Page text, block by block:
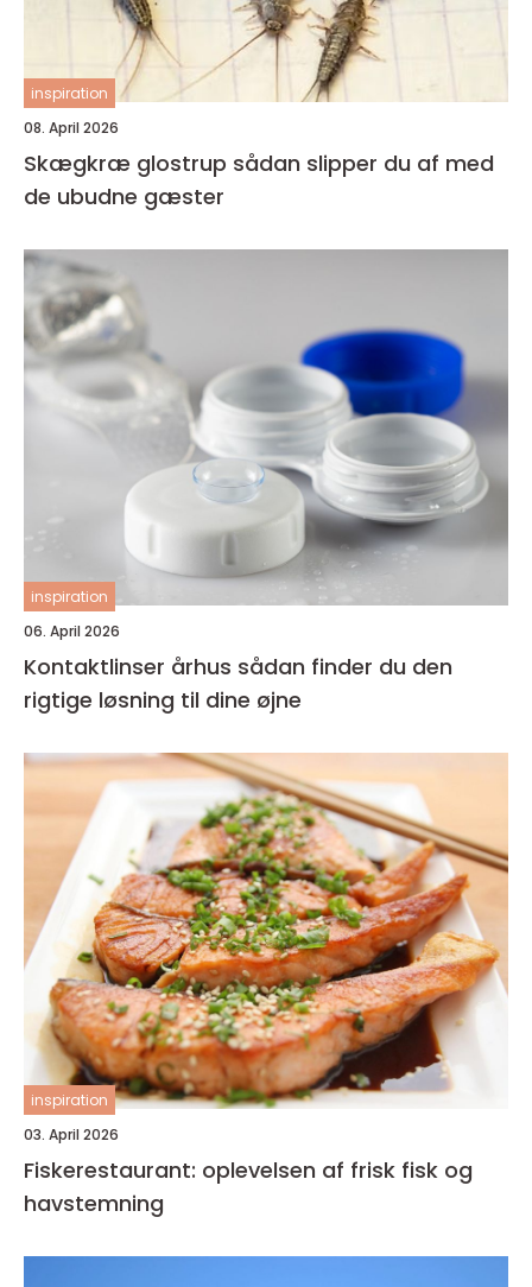
inspiration
08. April 2026
Skægkræ glostrup sådan slipper du af med
de ubudne gæster
inspiration
06. April 2026
Kontaktlinser århus sådan finder du den
rigtige løsning til dine øjne
inspiration
03. April 2026
Fiskerestaurant: oplevelsen af frisk fisk og
havstemning